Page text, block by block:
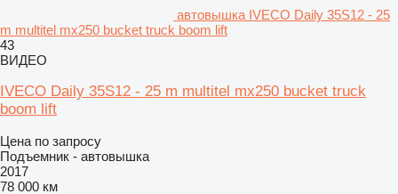
автовышка IVECO Daily 35S12 - 25
m multitel mx250 bucket truck boom lift
43
ВИДЕО
IVECO Daily 35S12 - 25 m multitel mx250 bucket truck
boom lift
Цена по запросу
Подъемник - автовышка
2017
78 000 км